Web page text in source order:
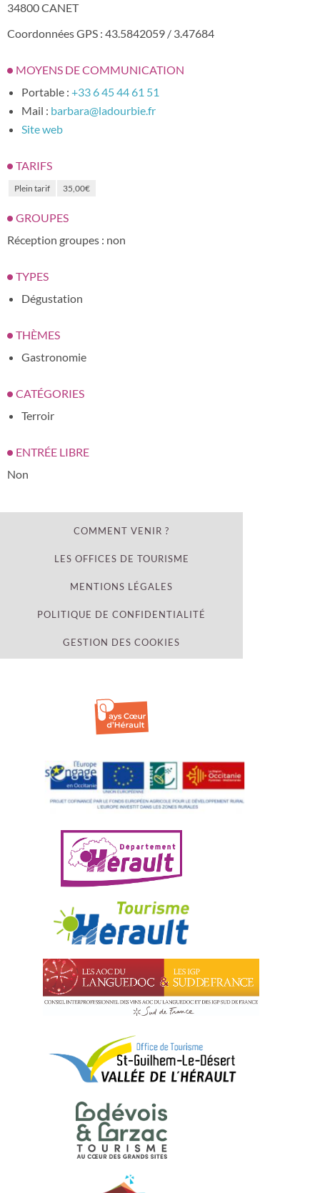
34800 CANET
Coordonnées GPS : 43.5842059 / 3.47684
MOYENS DE COMMUNICATION
Portable : +33 6 45 44 61 51
Mail : barbara@ladourbie.fr
Site web
TARIFS
Plein tarif 35,00€
GROUPES
Réception groupes : non
TYPES
Dégustation
THÈMES
Gastronomie
CATÉGORIES
Terroir
ENTRÉE LIBRE
Non
COMMENT VENIR ?
LES OFFICES DE TOURISME
MENTIONS LÉGALES
POLITIQUE DE CONFIDENTIALITÉ
GESTION DES COOKIES